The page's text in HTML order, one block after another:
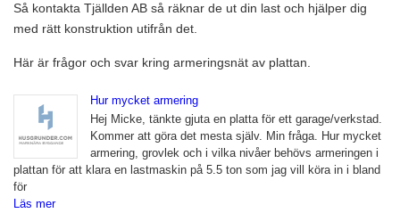
Så kontakta Tjällden AB så räknar de ut din last och hjälper dig
med rätt konstruktion utifrån det.
Här är frågor och svar kring armeringsnät av plattan.
Hur mycket armering
Hej Micke, tänkte gjuta en platta för ett garage/verkstad.
Kommer att göra det mesta själv. Min fråga. Hur mycket
armering, grovlek och i vilka nivåer behövs armeringen i
plattan för att klara en lastmaskin på 5.5 ton som jag vill köra in i bland
för
Läs mer